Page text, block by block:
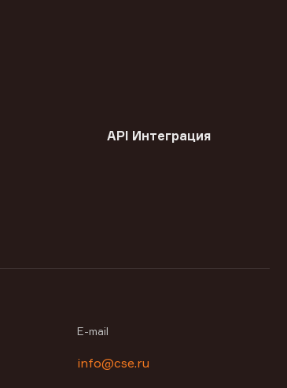
API Интеграция
E-mail
info@cse.ru